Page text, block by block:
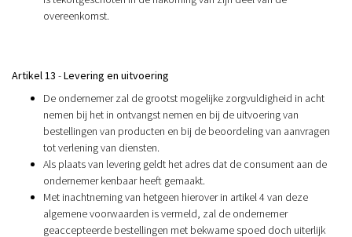
overeenkomst.
Artikel 13 -Levering en uitvoering
De ondernemer zal de grootst mogelijke zorgvuldigheid in acht
nemen bij het in ontvangst nemen en bij de uitvoering van
bestellingen van producten en bij de beoordeling van aanvragen
tot verlening van diensten.
Als plaats van levering geldt het adres dat de consument aan de
ondernemer kenbaar heeft gemaakt.
Met inachtneming van hetgeen hierover in artikel 4 van deze
algemene voorwaarden is vermeld, zal de ondernemer
geaccepteerde bestellingen met bekwame spoed doch uiterlijk